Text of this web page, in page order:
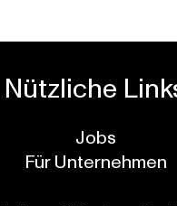
Nützliche
Jobs
Für Unternehmen